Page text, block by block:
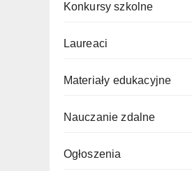
Konkursy szkolne
Laureaci
Materiały edukacyjne
Nauczanie zdalne
Ogłoszenia